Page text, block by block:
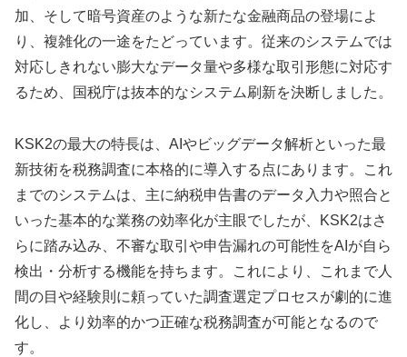
加、そして暗号資産のような新たな金融商品の登場によ
り、複雑化の一途をたどっています。従来のシステムでは
対応しきれない膨大なデータ量や多様な取引形態に対応す
るため、国税庁は抜本的なシステム刷新を決断しました。
KSK2の最大の特長は、AIやビッグデータ解析といった最
新技術を税務調査に本格的に導入する点にあります。これ
までのシステムは、主に納税申告書のデータ入力や照合と
いった基本的な業務の効率化が主眼でしたが、KSK2はさ
らに踏み込み、不審な取引や申告漏れの可能性をAIが自ら
検出・分析する機能を持ちます。これにより、これまで人
間の目や経験則に頼っていた調査選定プロセスが劇的に進
化し、より効率的かつ正確な税務調査が可能となるので
す。